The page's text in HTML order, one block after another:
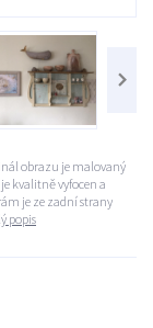
obrazu je malovaný
kvalitně vyfocen a
je ze zadní strany
popis